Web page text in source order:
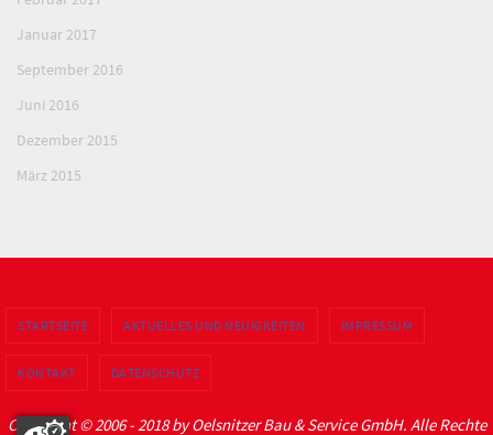
Januar 2017
September 2016
Juni 2016
Dezember 2015
März 2015
STARTSEITE AKTUELLES UND NEUIGKEITEN IMPRESSUM
KONTAKT DATENSCHUTZ
Copyright © 2006 - 2018 by Oelsnitzer Bau & Service GmbH. Alle Rechte